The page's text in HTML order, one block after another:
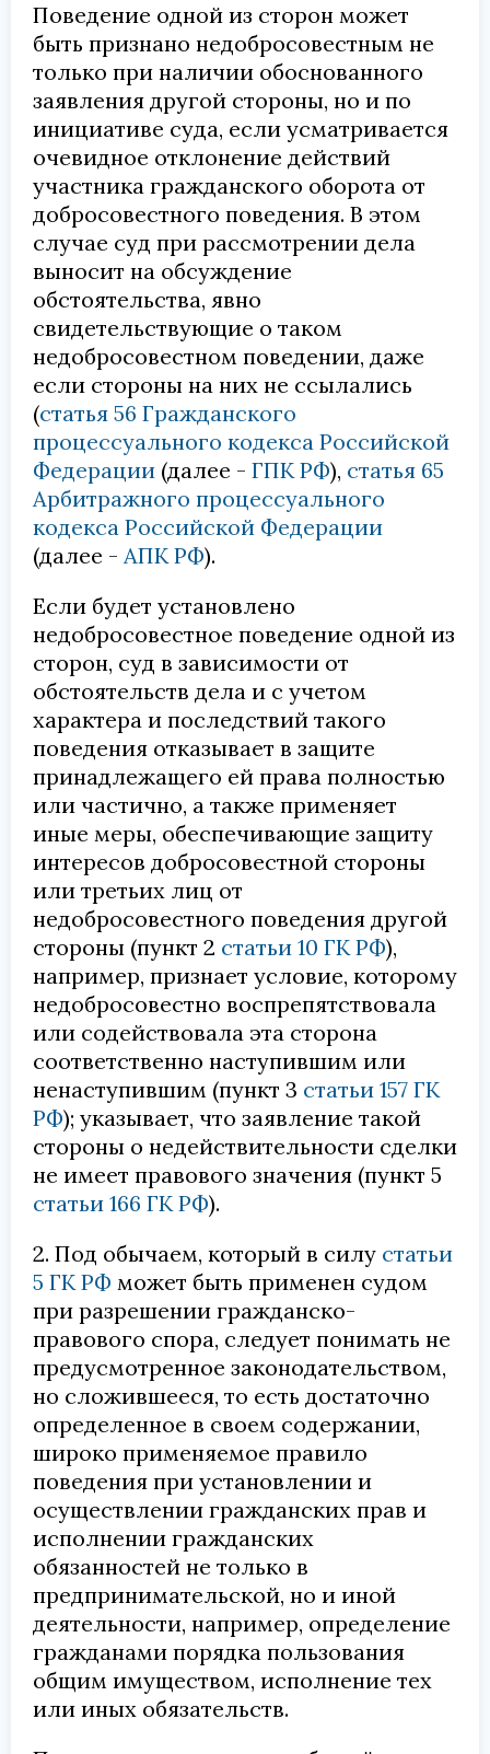
Поведение одной из сторон может
быть признано недобросовестным не
только при наличии обоснованного
заявления другой стороны, но и по
инициативе суда, если усматривается
очевидное отклонение действий
участника гражданского оборота от
добросовестного поведения. В этом
случае суд при рассмотрении дела
выносит на обсуждение
обстоятельства, явно
свидетельствующие о таком
недобросовестном поведении, даже
если стороны на них не ссылались
(статья 56 Гражданского
процессуального кодекса Российской
Федерации (далее - ГПК РФ), статья 65
Арбитражного процессуального
кодекса Российской Федерации
(далее - АПК РФ).
Если будет установлено
недобросовестное поведение одной из
сторон, суд в зависимости от
обстоятельств дела и с учетом
характера и последствий такого
поведения отказывает в защите
принадлежащего ей права полностью
или частично, а также применяет
иные меры, обеспечивающие защиту
интересов добросовестной стороны
или третьих лиц от
недобросовестного поведения другой
стороны (пункт 2 статьи 10 ГК РФ),
например, признает условие, которому
недобросовестно воспрепятствовала
или содействовала эта сторона
соответственно наступившим или
ненаступившим (пункт 3 статьи 157 ГК
РФ); указывает, что заявление такой
стороны о недействительности сделки
не имеет правового значения (пункт 5
статьи 166 ГК РФ).
2. Под обычаем, который в силу статьи
5 ГК РФ может быть применен судом
при разрешении гражданско-
правового спора, следует понимать не
предусмотренное законодательством,
но сложившееся, то есть достаточно
определенное в своем содержании,
широко применяемое правило
поведения при установлении и
осуществлении гражданских прав и
исполнении гражданских
обязанностей не только в
предпринимательской, но и иной
деятельности, например, определение
гражданами порядка пользования
общим имуществом, исполнение тех
или иных обязательств.